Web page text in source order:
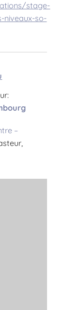
stage-
niveaux-so-
–